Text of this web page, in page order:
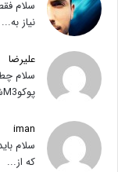
نیاز به...
علیرضا
سلام
پوکوM3شارژکرد؟ لطف...
iman
سلام
که از...